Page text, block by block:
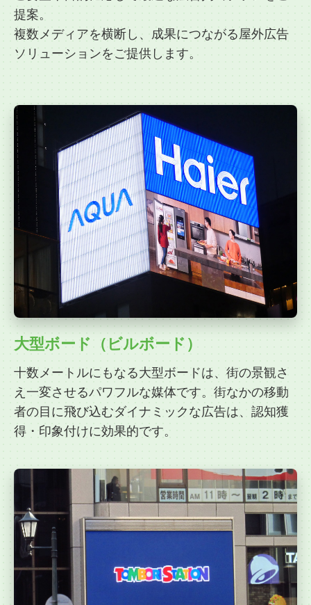
提案。
複数メディアを横断し、成果につながる屋外広告
ソリューションをご提供します。
大型ボード（ビルボード）
十数メートルにもなる大型ボードは、街の景観さ
え一変させるパワフルな媒体です。街なかの移動
者の目に飛び込むダイナミックな広告は、認知獲
得・印象付けに効果的です。